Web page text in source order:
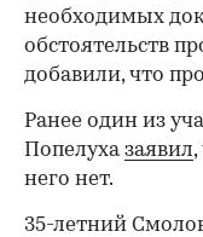
необходимых
обстоятельств
добавили, что
Ранее один из
Попелухазаявил
него нет.
35-летний